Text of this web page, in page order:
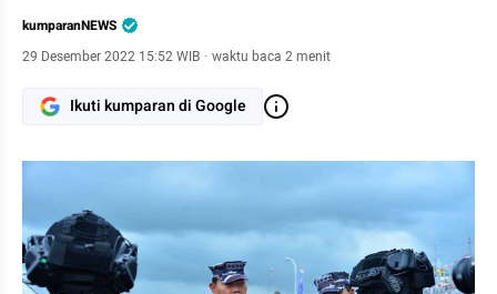
kumparanNEWS
29 Desember 2022 15:52 WIB · waktu baca 2 menit
Ikuti kumparan di Google